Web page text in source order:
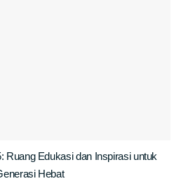
Edukasi dan Inspirasi untuk
Hebat